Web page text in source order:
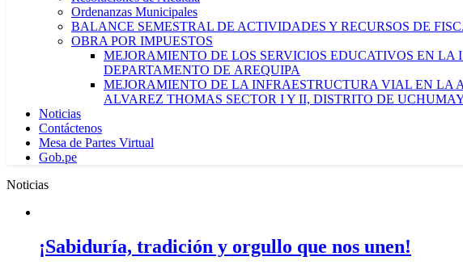
Ordenanzas Municipales
BALANCE SEMESTRAL DE ACTIVIDADES Y RECURSOS DE
OBRA POR IMPUESTOS
MEJORAMIENTO DE LOS SERVICIOS EDUCATIVOS EN
DEPARTAMENTO DE AREQUIPA
MEJORAMIENTO DE LA INFRAESTRUCTURA VIAL EN
ALVAREZ THOMAS SECTOR I Y II, DISTRITO DE
Noticias
Contáctenos
Mesa de Partes Virtual
Gob.pe
Noticias
¡Sabiduría, tradición y orgullo que nos unen!